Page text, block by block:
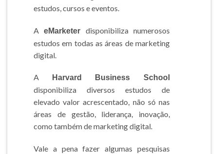
estudos, cursos e eventos.
A eMarketer disponibiliza numerosos
estudos em todas as áreas de marketing
digital.
A Harvard Business School
disponibiliza diversos estudos de
elevado valor acrescentado, não só nas
áreas de gestão, liderança, inovação,
como também de marketing digital.
Vale a pena fazer algumas pesquisas